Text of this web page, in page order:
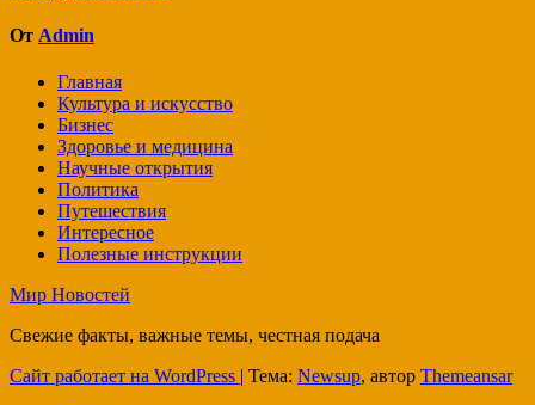
От Admin
Главная
Культура и искусство
Бизнес
Здоровье и медицина
Научные открытия
Политика
Путешествия
Интересное
Полезные инструкции
Мир Новостей
Свежие факты, важные темы, честная подача
Сайт работает на WordPress | Тема: Newsup, автор Themeansar